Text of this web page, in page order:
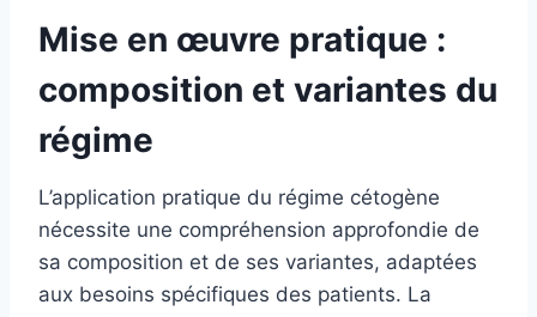
Mise en œuvre pratique :
composition et variantes du
régime
L’application pratique du régime cétogène
nécessite une compréhension approfondie de
sa composition et de ses variantes, adaptées
aux besoins spécifiques des patients. La